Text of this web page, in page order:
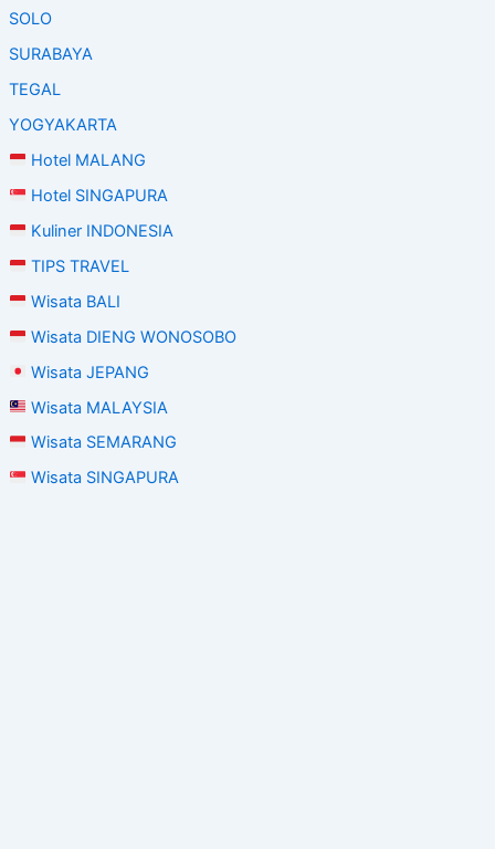
SOLO
SURABAYA
TEGAL
YOGYAKARTA
Hotel MALANG
Hotel SINGAPURA
Kuliner INDONESIA
TIPS TRAVEL
Wisata BALI
Wisata DIENG WONOSOBO
Wisata JEPANG
Wisata MALAYSIA
Wisata SEMARANG
Wisata SINGAPURA